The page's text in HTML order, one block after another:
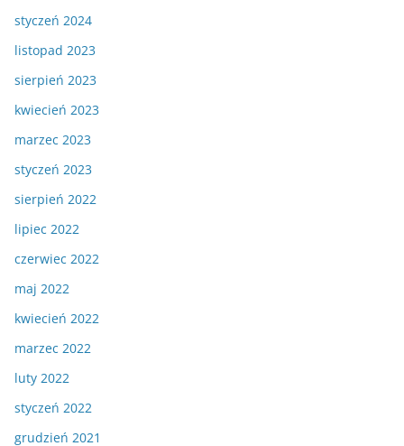
styczeń 2024
listopad 2023
sierpień 2023
kwiecień 2023
marzec 2023
styczeń 2023
sierpień 2022
lipiec 2022
czerwiec 2022
maj 2022
kwiecień 2022
marzec 2022
luty 2022
styczeń 2022
grudzień 2021